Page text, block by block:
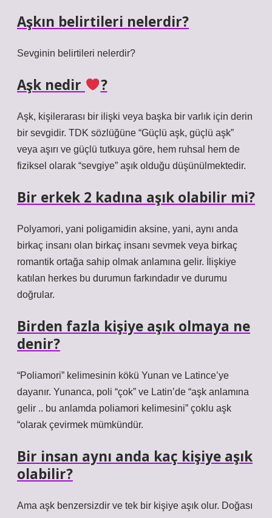
Aşkın belirtileri nelerdir?
Sevginin belirtileri nelerdir?
Aşk nedir ?
Aşk, kişilerarası bir ilişki veya başka bir varlık için derin
bir sevgidir. TDK sözlüğüne “Güçlü aşk, güçlü aşk”
veya aşırı ve güçlü tutkuya göre, hem ruhsal hem de
fiziksel olarak “sevgiye” aşık olduğu düşünülmektedir.
Bir erkek 2 kadına aşık olabilir mi?
Polyamori, yani poligamidin aksine, yani, aynı anda
birkaç insanı olan birkaç insanı sevmek veya birkaç
romantik ortağa sahip olmak anlamına gelir. İlişkiye
katılan herkes bu durumun farkındadır ve durumu
doğrular.
Birden fazla kişiye aşık olmaya ne
denir?
“Poliamori” kelimesinin kökü Yunan ve Latince’ye
dayanır. Yunanca, poli “çok” ve Latin’de “aşk anlamına
gelir .. bu anlamda poliamori kelimesini” çoklu aşk
“olarak çevirmek mümkündür.
Bir insan aynı anda kaç kişiye aşık
olabilir?
Ama aşk benzersizdir ve tek bir kişiye aşık olur. Doğası